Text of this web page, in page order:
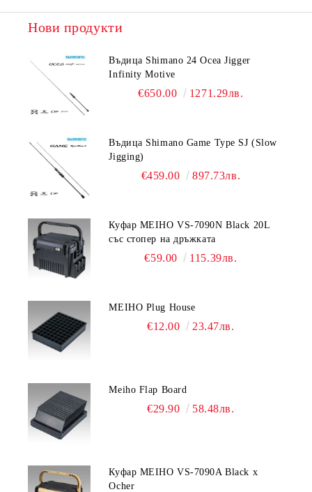
Нови продукти
Въдица Shimano 24 Ocea Jigger
Infinity Motive
€650.00 1271.29лв.
Въдица Shimano Game Type SJ (Slow
Jigging)
€459.00 897.73лв.
Куфар MEIHO VS-7090N Black 20L
със стопер на дръжката
€59.00 115.39лв.
MEIHO Plug House
€12.00 23.47лв.
Meiho Flap Board
€29.90 58.48лв.
Куфар MEIHO VS-7090A Black x
Ocher